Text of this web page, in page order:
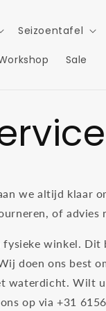
Seizoentafel
Sale
we altijd klaar
of advies
fysieke winkel.
doen ons best
waterdicht. Wilt
op via +31